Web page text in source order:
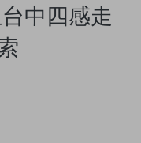
中四感走